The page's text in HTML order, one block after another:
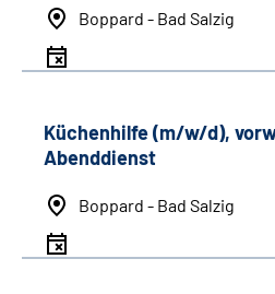
Boppard - Bad Salzig
Küchenhilfe (m/w/d),
Abenddienst
Boppard - Bad Salzig